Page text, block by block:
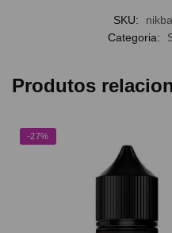
SKU:
Categoria:
Produtos
-27%